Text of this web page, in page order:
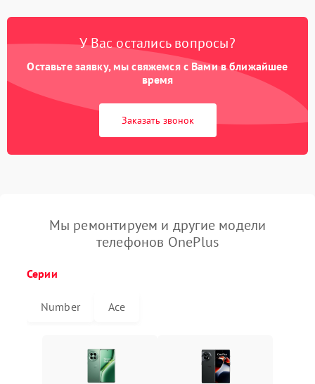
У Вас остались вопросы?
Оставьте заявку, мы свяжемся с Вами в ближайшее
время
Заказать звонок
Мы ремонтируем и другие модели
телефонов OnePlus
Серии
Number Ace